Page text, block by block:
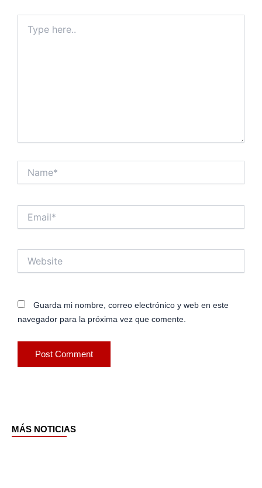
here..
Guarda mi nombre, correo electrónico y web en este
navegador para la próxima vez que comente.
MÁS NOTICIAS